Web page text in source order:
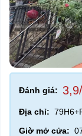
Đánh giá:
Địa chỉ:
Giờ mở cửa: